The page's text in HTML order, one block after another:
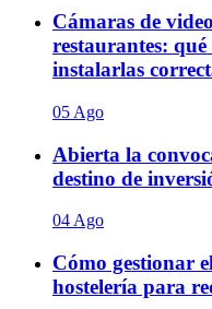
Cámaras de
restaurantes:
instalarlas
05 Ago
Abierta la
destino de
04 Ago
Cómo gestionar
hostelería para